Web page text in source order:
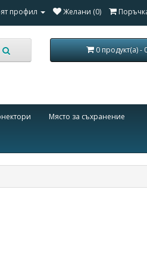
профил Желани (0)
0 продукт(а) -
Място за съхранение